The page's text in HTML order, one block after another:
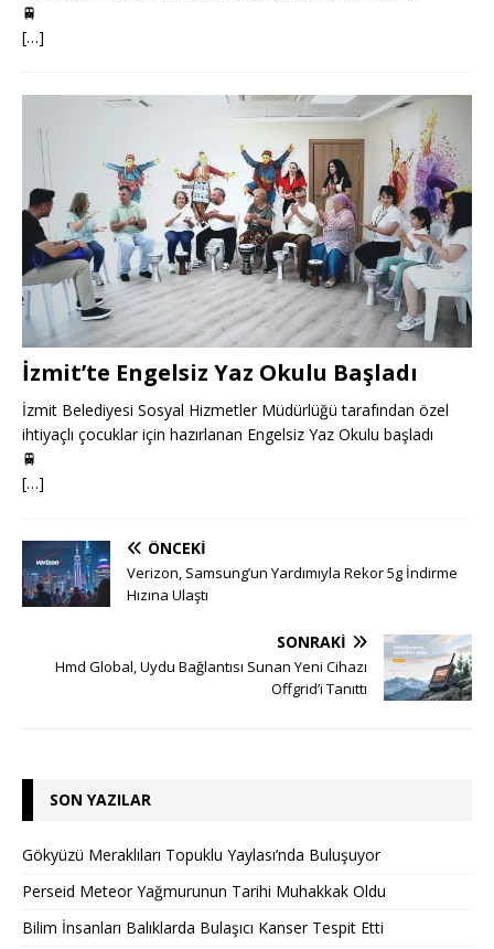
🚆
[…]
İzmit’te Engelsiz Yaz Okulu Başladı
İzmit Belediyesi Sosyal Hizmetler Müdürlüğü tarafından özel
ihtiyaçlı çocuklar için hazırlanan Engelsiz Yaz Okulu başladı
🚆
[…]
ÖNCEKI
Verizon, Samsung’un Yardımıyla Rekor 5g İndirme
Hızına Ulaştı
SONRAKI
Hmd Global, Uydu Bağlantısı Sunan Yeni Cihazı
Offgrid’i Tanıttı
SON YAZILAR
Gökyüzü Meraklıları Topuklu Yaylası’nda Buluşuyor
Perseid Meteor Yağmurunun Tarihi Muhakkak Oldu
Bilim İnsanları Balıklarda Bulaşıcı Kanser Tespit Etti